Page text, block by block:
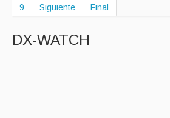
9
Siguiente Final
DX-WATCH